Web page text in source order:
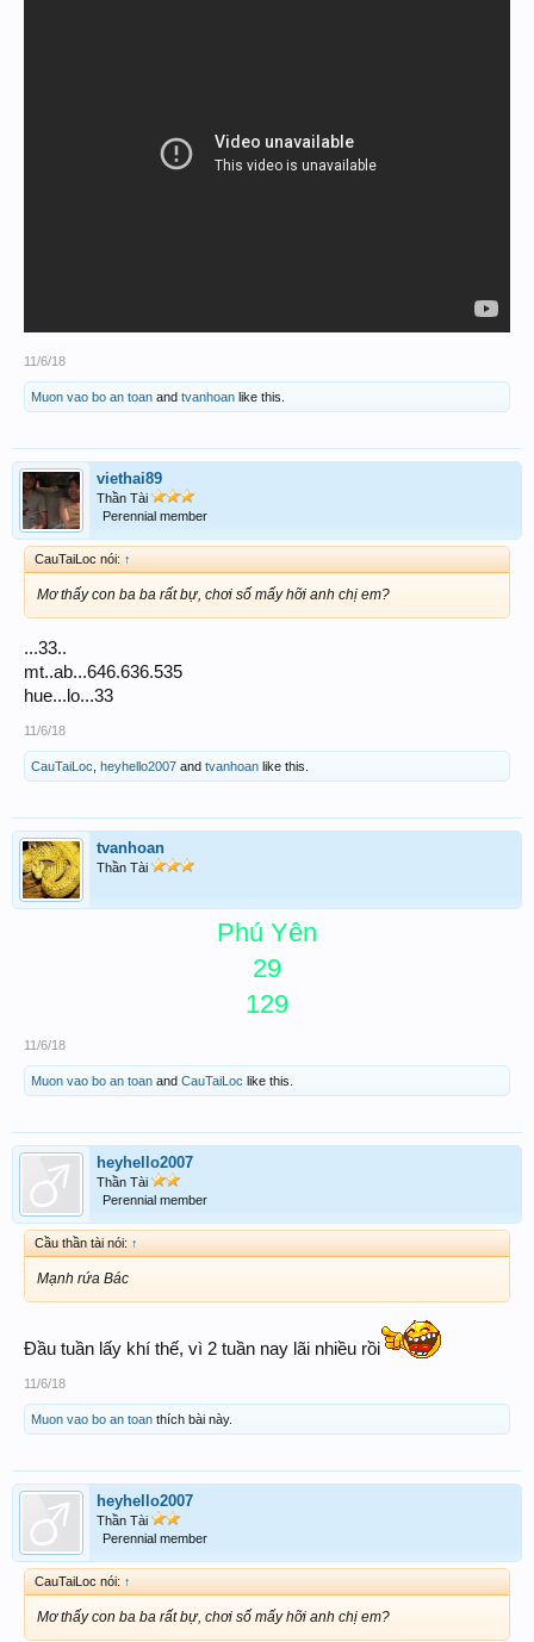
11/6/18
Muon vao bo an toan and tvanhoan like this.
viethai89
Thần Tài
Perennial member
CauTaiLoc nói: ↑
Mơ thấy con ba ba rất bự, chơi số mấy hỡi anh chị em?
...33..
mt..ab...646.636.535
hue...lo...33
11/6/18
CauTaiLoc heyhello2007 and tvanhoan like this.
tvanhoan
Thần Tài
Phú Yên
29
129
11/6/18
Muon vao bo an toan and CauTaiLoc like this.
heyhello2007
Thần Tài
Perennial member
Cầu thần tài nói: ↑
Mạnh rứa Bác
Đầu tuần lấy khí thế, vì 2 tuần nay lãi nhiều rồi
11/6/18
Muon vao bo an toan thích bài này.
heyhello2007
Thần Tài
Perennial member
CauTaiLoc nói: ↑
Mơ thấy con ba ba rất bự, chơi số mấy hỡi anh chị em?